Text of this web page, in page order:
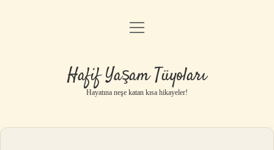
Anasayfa
Yasal Uyarı
menüyü
Hafif Yaşam Tüyoları
Hayatına neşe katan kısa hikayeler!